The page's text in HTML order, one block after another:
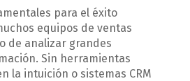
para el éxito
equipos de ventas
de analizar grandes
Sin herramientas
la intuición o sistemas CRM